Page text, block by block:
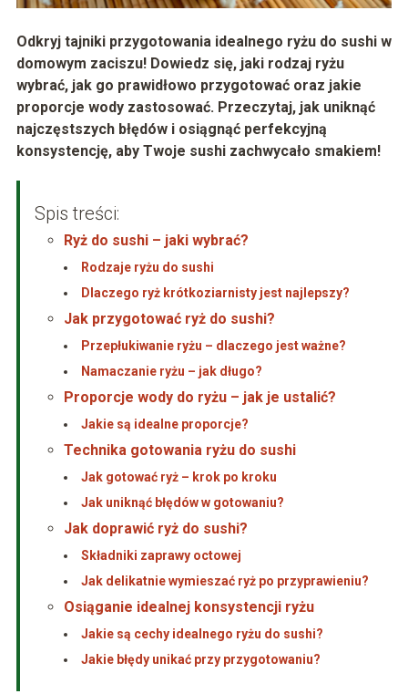
Odkryj tajniki przygotowania idealnego ryżu do sushi w
domowym zaciszu! Dowiedz się, jaki rodzaj ryżu
wybrać, jak go prawidłowo przygotować oraz jakie
proporcje wody zastosować. Przeczytaj, jak uniknąć
najczęstszych błędów i osiągnąć perfekcyjną
konsystencję, aby Twoje sushi zachwycało smakiem!
Spis treści:
Ryż do sushi – jaki wybrać?
Rodzaje ryżu do sushi
Dlaczego ryż krótkoziarnisty jest najlepszy?
Jak przygotować ryż do sushi?
Przepłukiwanie ryżu – dlaczego jest ważne?
Namaczanie ryżu – jak długo?
Proporcje wody do ryżu – jak je ustalić?
Jakie są idealne proporcje?
Technika gotowania ryżu do sushi
Jak gotować ryż – krok po kroku
Jak uniknąć błędów w gotowaniu?
Jak doprawić ryż do sushi?
Składniki zaprawy octowej
Jak delikatnie wymieszać ryż po przyprawieniu?
Osiąganie idealnej konsystencji ryżu
Jakie są cechy idealnego ryżu do sushi?
Jakie błędy unikać przy przygotowaniu?